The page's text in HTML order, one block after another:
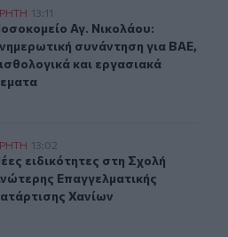
Ενημερωτική συνάντηση
13:11
Αγ. Νικολάου:
Αγ. Νικολάου:
συνάντηση για ΒΑΕ,
και εργασιακά
Σχολή Ανώτερης
13:02
ειδικότητες στη Σχολή
ειδικότητες στη Σχολή
Επαγγελματικής
Χανίων